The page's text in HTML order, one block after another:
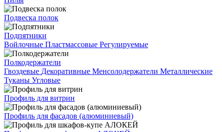
Подвеска полок
Подпятники
Войлочные Пластмассовые Регулируемые
Полкодержатели
Гвоздевые Декоративные Менсолодержатели Металлические
Туканы Угловые
Профиль для витрин
Профиль для фасадов (алюминиевый)